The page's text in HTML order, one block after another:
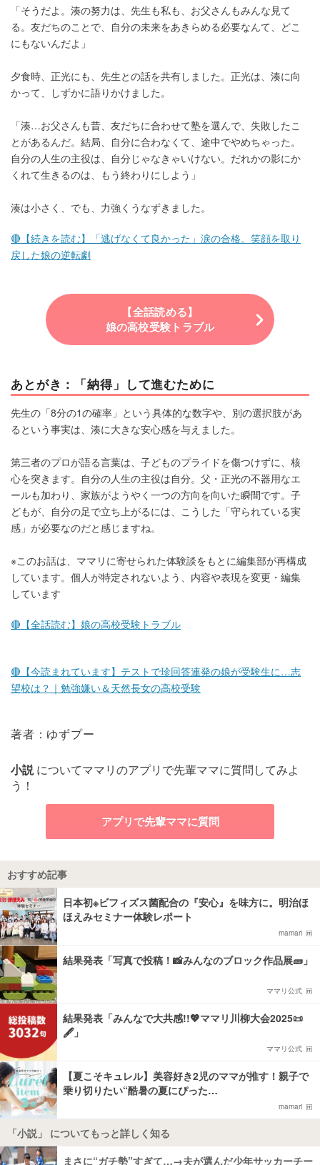
「そうだよ。湊の努力は、先生も私も、お父さんもみんな見て
る。友だちのことで、自分の未来をあきらめる必要なんて、どこ
にもないんだよ」
夕食時、正光にも、先生との話を共有しました。正光は、湊に向
かって、しずかに語りかけました。
「湊…お父さんも昔、友だちに合わせて塾を選んで、失敗したこ
とがあるんだ。結局、自分に合わなくて、途中でやめちゃった。
自分の人生の主役は、自分じゃなきゃいけない。だれかの影にか
くれて生きるのは、もう終わりにしよう」
湊は小さく、でも、力強くうなずきました。
🔴【続きを読む】「逃げなくて良かった」涙の合格。笑顔を取り
戻した娘の逆転劇
【全話読める】
娘の高校受験トラブル
あとがき：「納得」して進むために
先生の「8分の1の確率」という具体的な数字や、別の選択肢があ
るという事実は、湊に大きな安心感を与えました。
第三者のプロが語る言葉は、子どものプライドを傷つけずに、核
心を突きます。自分の人生の主役は自分。父・正光の不器用なエ
ールも加わり、家族がようやく一つの方向を向いた瞬間です。子
どもが、自分の足で立ち上がるには、こうした「守られている実
感」が必要なのだと感じますね。
※このお話は、ママリに寄せられた体験談をもとに編集部が再構成
しています。個人が特定されないよう、内容や表現を変更・編集
しています
🔴【全話読む】娘の高校受験トラブル
🔴【今読まれています】テストで珍回答連発の娘が受験生に…志
望校は？｜勉強嫌い＆天然長女の高校受験
著者：ゆずプー
小説についてママリのアプリで先輩ママに質問してみよ
う！
アプリで先輩ママに質問
おすすめ記事
日本初※ビフィズス菌配合の『安心』を味方に。明治ほ
ほえみセミナー体験レポート
mamari
結果発表「写真で投稿！📸みんなのブロック作品展🧱」
ママリ公式
結果発表「みんなで大共感!!💖ママリ川柳大会2025📜
🖋️」
ママリ公式
【夏こそキュレル】美容好き2児のママが推す！親子で
乗り切りたい“酷暑の夏にぴった…
mamari
「小説」 についてもっと詳しく知る
まさに“ガチ勢”すぎて…→夫が選んだ少年サッカーチー